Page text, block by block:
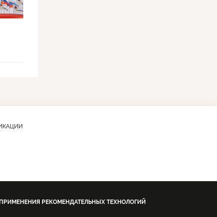
РЕКОМЕНДАТЕЛЬНЫХ ТЕХНОЛОГИЙ